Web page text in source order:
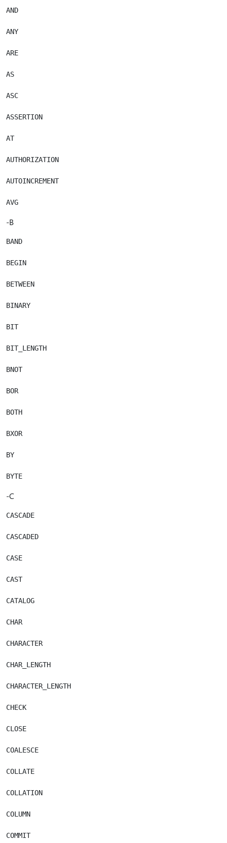
AND
ANY
ARE
AS
ASC
ASSERTION
AT
AUTHORIZATION
AUTOINCREMENT
-B
BAND
BEGIN
BETWEEN
BINARY
BIT
BIT_LENGTH
BNOT
BOR
BOTH
BXOR
BY
-C
CASCADE
CASCADED
CASE
CAST
CATALOG
CHAR
CHARACTER
CHAR_LENGTH
CHARACTER_LENGTH
CHECK
CLOSE
COALESCE
COLLATE
COLLATION
COLUMN
COMMIT